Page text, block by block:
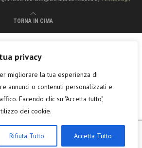
privacy
migliorare la tua esperienza di
annunci o contenuti personalizzati e
Facendo clic su "Accetta tutto",
dei cookie.
Rifiuta Tutto Accetta Tutto
TORNA IN CIMA